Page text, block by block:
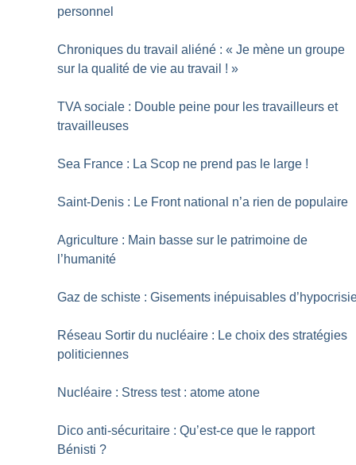
personnel
Chroniques du travail aliéné : « Je mène un groupe
sur la qualité de vie au travail ! »
TVA sociale : Double peine pour les travailleurs et
travailleuses
Sea France : La Scop ne prend pas le large !
Saint-Denis : Le Front national n’a rien de populaire
Agriculture : Main basse sur le patrimoine de
l’humanité
Gaz de schiste : Gisements inépuisables
Réseau Sortir du nucléaire : Le choix des stratégies
politiciennes
Nucléaire : Stress test : atome atone
Dico anti-sécuritaire : Qu’est-ce que le rapport
Bénisti ?